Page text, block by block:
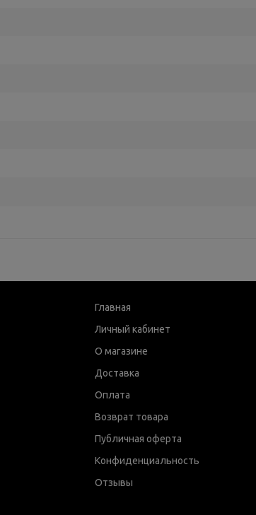
Главная
Личный кабинет
О магазине
Доставка
Оплата
Возврат товара
Публичная оферта
Конфиденциальность
Отзывы